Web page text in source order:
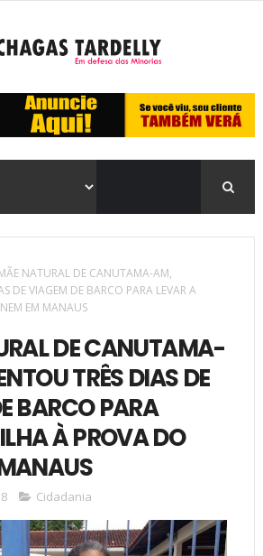
NATURAL DE CANUTAMA-AM,
DE VIAGEM DE BARCO PARA LEVAR A
EM MANAUS
DE CANUTAMA-
TRÊS DIAS DE
BARCO PARA
À PROVA DO
Cidadania